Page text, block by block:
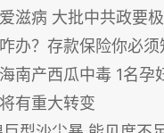
滋病 大批中共政要
？存款保险你必须知道
南产西瓜中毒 1名孕
有重大转变